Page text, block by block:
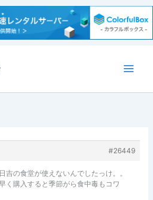
#26449
吉の食堂が使えないんでしたっけ。。
く購入すると季節がら食中毒もコワ